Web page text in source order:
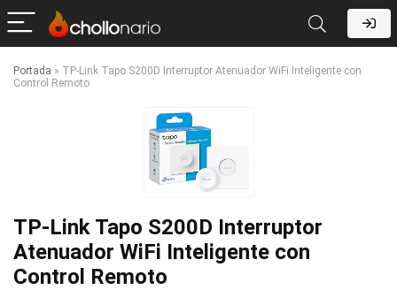
Portada » TP-Link Tapo S200D Interruptor Atenuador WiFi Inteligente con
Control Remoto
TP-Link Tapo S200D Interruptor
Atenuador WiFi Inteligente con
Control Remoto